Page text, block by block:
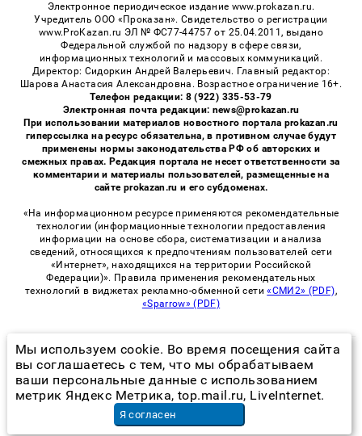
Электронное периодическое издание www.prokazan.ru.
Учредитель ООО «Проказан». Cвидетельство о регистрации
www.ProKazan.ru ЭЛ № ФС77-44757 от 25.04.2011, выдано
Федеральной службой по надзору в сфере связи,
информационных технологий и массовых коммуникаций.
Директор: Сидоркин Андрей Валерьевич. Главный редактор:
Шарова Анастасия Александровна. Возрастное ограничение 16+.
Телефон редакции: 8 (922) 335-53-79
Электронная почта редакции: news@prokazan.ru
При использовании материалов новостного портала prokazan.ru
гиперссылка на ресурс обязательна, в противном случае будут
применены нормы законодательства РФ об авторских и
смежных правах. Редакция портала не несет ответственности за
комментарии и материалы пользователей, размещенные на
сайте prokazan.ru и его субдоменах.
«На информационном ресурсе применяются рекомендательные
технологии (информационные технологии предоставления
информации на основе сбора, систематизации и анализа
сведений, относящихся к предпочтениям пользователей сети
«Интернет», находящихся на территории Российской
Федерации)». Правила применения рекомендательных
технологий в виджетах рекламно-обменной сети«СМИ2» (PDF),
«Sparrow» (PDF)
© 2026 «ProKazan» | Все права защищены
Возрастная категория сайта 16+
Политика конфиденциальности
Мы используем cookie. Во время посещения сайта
вы соглашаетесь с тем, что мы обрабатываем
ваши персональные данные с использованием
метрик Яндекс Метрика, top.mail.ru, LiveInternet.
Я согласен